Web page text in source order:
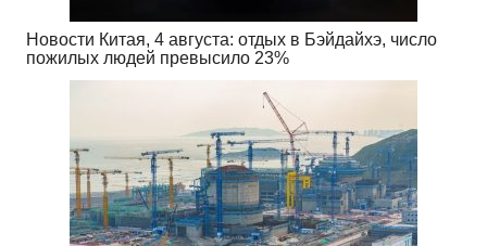
Новости Китая, 4 августа: отдых в Бэйдайхэ, число
пожилых людей превысило 23%